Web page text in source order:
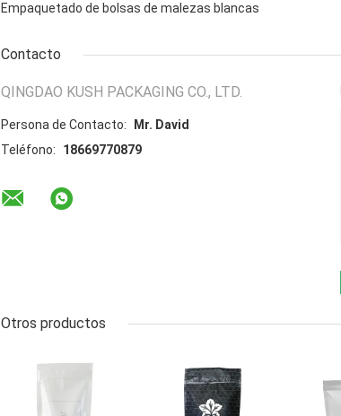
Empaquetado de bolsas de malezas blancas
Contacto
QINGDAO KUSH PACKAGING CO., LTD.
Persona de Contacto:
Mr. David
Teléfono:
18669770879
Otros productos